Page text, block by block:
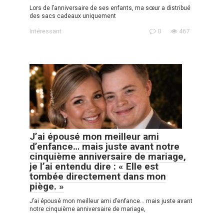
Lors de l’anniversaire de ses enfants, ma sœur a distribué
des sacs cadeaux uniquement
Intéressant 0 467
J’ai épousé mon meilleur ami
d’enfance… mais juste avant notre
cinquième anniversaire de mariage,
je l’ai entendu dire : « Elle est
tombée directement dans mon
piège. »
J’ai épousé mon meilleur ami d’enfance… mais juste avant
notre cinquième anniversaire de mariage,